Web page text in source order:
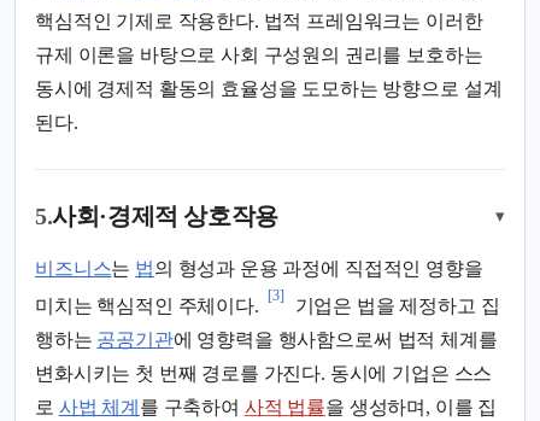
핵심적인 기제로 작용한다. 법적 프레임워크는 이러한
규제 이론을 바탕으로 사회 구성원의 권리를 보호하는
동시에 경제적 활동의 효율성을 도모하는 방향으로 설계
된다.
5.사회·경제적 상호작용 ▾
비즈니스는 법의 형성과 운용 과정에 직접적인 영향을
미치는 핵심적인 주체이다.
[3]
기업은 법을 제정하고 집
행하는 공공기관에 영향력을 행사함으로써 법적 체계를
변화시키는 첫 번째 경로를 가진다. 동시에 기업은 스스
로 사법 체계 를 구축하여 사적 법률을 생성하며, 이를 집